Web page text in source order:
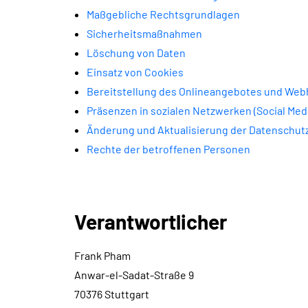
Maßgebliche Rechtsgrundlagen
Sicherheitsmaßnahmen
Löschung von Daten
Einsatz von Cookies
Bereitstellung des Onlineangebotes und
Präsenzen in sozialen Netzwerken (Social
Änderung und Aktualisierung der
Rechte der betroffenen Personen
Verantwortlicher
Frank Pham
Anwar-el-Sadat-Straße 9
70376 Stuttgart